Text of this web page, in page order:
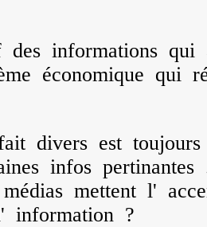
des informations
économique qui
divers est
infos
médias mettent l'
information ?